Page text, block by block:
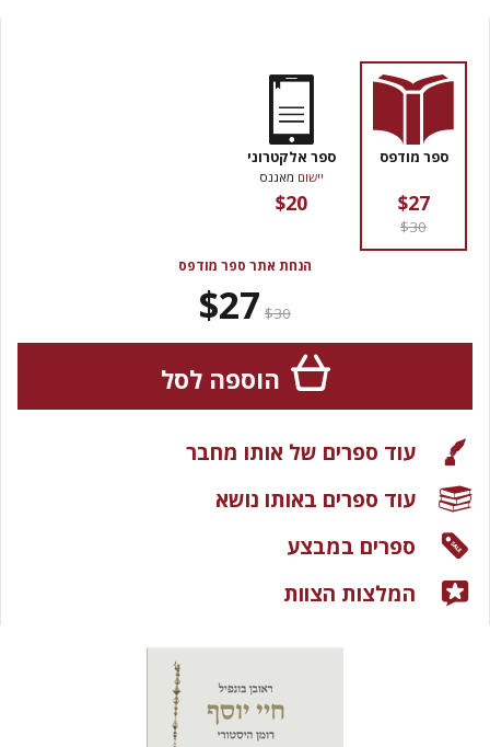
ספר מודפס
$27
$30
ספר אלקטרוני
יישום מאגנס
$20
הנחת אתר ספר מודפס
$30
$27
הוספה לסל
עוד ספרים של אותו מחבר
עוד ספרים באותו נושא
ספרים במבצע
המלצות הצוות